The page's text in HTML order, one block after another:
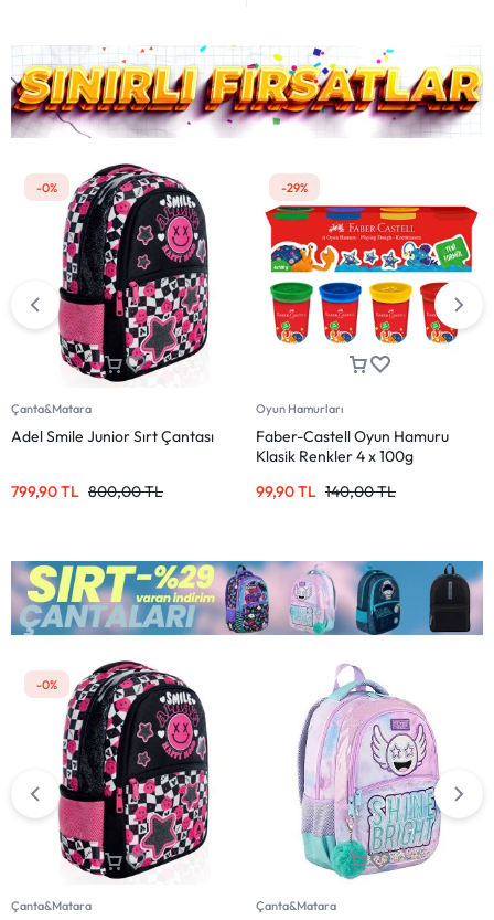
-0%
Çanta&Matara
Adel Smile Junior Sırt Çantası
800,00TL
799,90TL
-29%
Oyun Hamurları
Faber-Castell Oyun Hamuru
Klasik Renkler 4 x 100g
140,00TL
99,90TL
-0%
Çanta&Matara Çanta&Matara